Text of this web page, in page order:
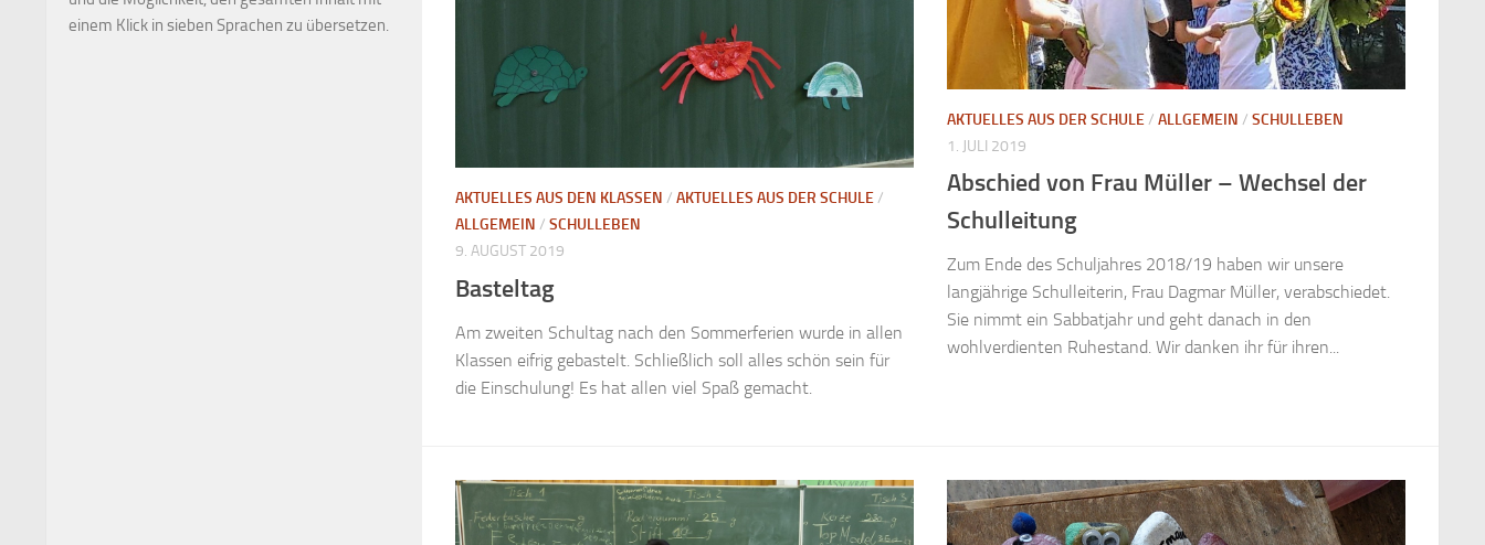
AKTUELLES AUS DEN KLASSEN / AKTUELLES AUS DER SCHULE/
ALLGEMEIN / SCHULLEBEN
9. AUGUST 2019
Basteltag
Am zweiten Schultag nach den Sommerferien wurde in allen
Klassen eifrig gebastelt. Schließlich soll alles schön sein für
die Einschulung! Es hat allen viel Spaß gemacht.
AKTUELLES AUS DER SCHULE/ ALLGEMEIN / SCHULLEBEN
1. JULI 2019
Abschied von Frau Müller – Wechsel der
Schulleitung
Zum Ende des Schuljahres 2018/19 haben wir unsere
langjährige Schulleiterin, Frau Dagmar Müller, verabschiedet.
Sie nimmt ein Sabbatjahr und geht danach in den
wohlverdienten Ruhestand. Wir danken ihr für ihren...
einem Klick in sieben Sprachen zu übersetzen.